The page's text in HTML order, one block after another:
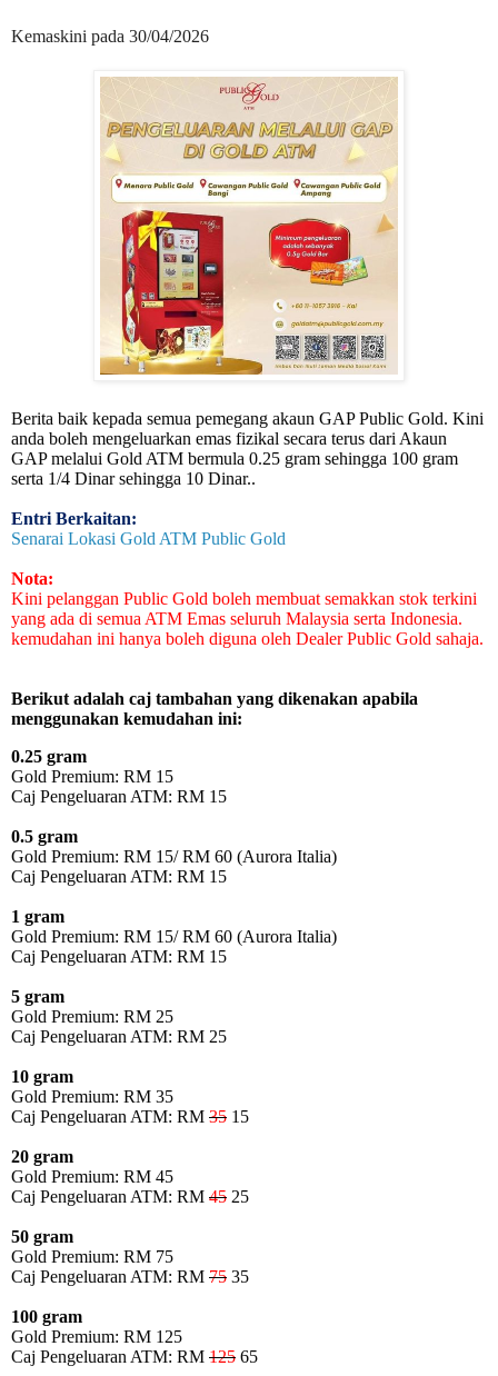
Kemaskini pada 30/04/2026
Berita baik kepada semua pemegang akaun GAP Public Gold. Kini
anda boleh mengeluarkan emas fizikal secara terus dari Akaun
GAP melalui Gold ATM bermula 0.25 gram sehingga 100 gram
serta 1/4 Dinar sehingga 10 Dinar..
Entri Berkaitan:
Senarai Lokasi Gold ATM Public Gold
Nota:
Kini pelanggan Public Gold boleh membuat semakkan stok terkini
yang ada di semua ATM Emas seluruh Malaysia serta Indonesia.
kemudahan ini hanya boleh diguna oleh Dealer Public Gold sahaja.
Berikut adalah caj tambahan yang dikenakan apabila
menggunakan kemudahan ini:
0.25 gram
Gold Premium: RM 15
Caj Pengeluaran ATM: RM 15
0.5 gram
Gold Premium: RM 15/ RM 60 (Aurora Italia)
Caj Pengeluaran ATM: RM 15
1 gram
Gold Premium: RM 15/ RM 60 (Aurora Italia)
Caj Pengeluaran ATM: RM 15
5 gram
Gold Premium: RM 25
Caj Pengeluaran ATM: RM 25
10 gram
Gold Premium: RM 35
Caj Pengeluaran ATM: RM 35 15
20 gram
Gold Premium: RM 45
Caj Pengeluaran ATM: RM 45 25
50 gram
Gold Premium: RM 75
Caj Pengeluaran ATM: RM 75 35
100 gram
Gold Premium: RM 125
Caj Pengeluaran ATM: RM 125 65